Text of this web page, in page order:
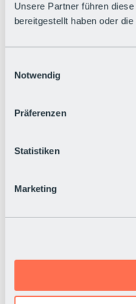
Unsere Partner führen
bereitgestellt haben oder
Notwendig
Präferenzen
Statistiken
Marketing